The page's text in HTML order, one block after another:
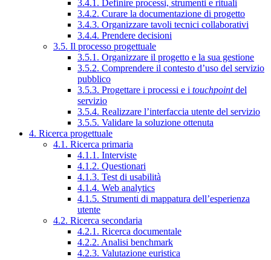
3.4.1. Definire processi, strumenti e rituali
3.4.2. Curare la documentazione di progetto
3.4.3. Organizzare tavoli tecnici collaborativi
3.4.4. Prendere decisioni
3.5. Il processo progettuale
3.5.1. Organizzare il progetto e la sua gestione
3.5.2. Comprendere il contesto d’uso del servizio
pubblico
3.5.3. Progettare i processi e i touchpointdel
servizio
3.5.4. Realizzare l’interfaccia utente del servizio
3.5.5. Validare la soluzione ottenuta
4. Ricerca progettuale
4.1. Ricerca primaria
4.1.1. Interviste
4.1.2. Questionari
4.1.3. Test di usabilità
4.1.4. Web analytics
4.1.5. Strumenti di mappatura dell’esperienza
utente
4.2. Ricerca secondaria
4.2.1. Ricerca documentale
4.2.2. Analisi benchmark
4.2.3. Valutazione euristica